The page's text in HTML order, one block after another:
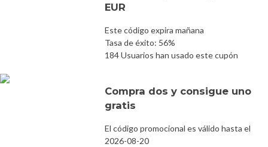
EUR
Este código expira mañana
Tasa de éxito: 56%
184 Usuarios han usado este cupón
Compra dos y consigue uno
gratis
El código promocional es válido hasta el
2026-08-20